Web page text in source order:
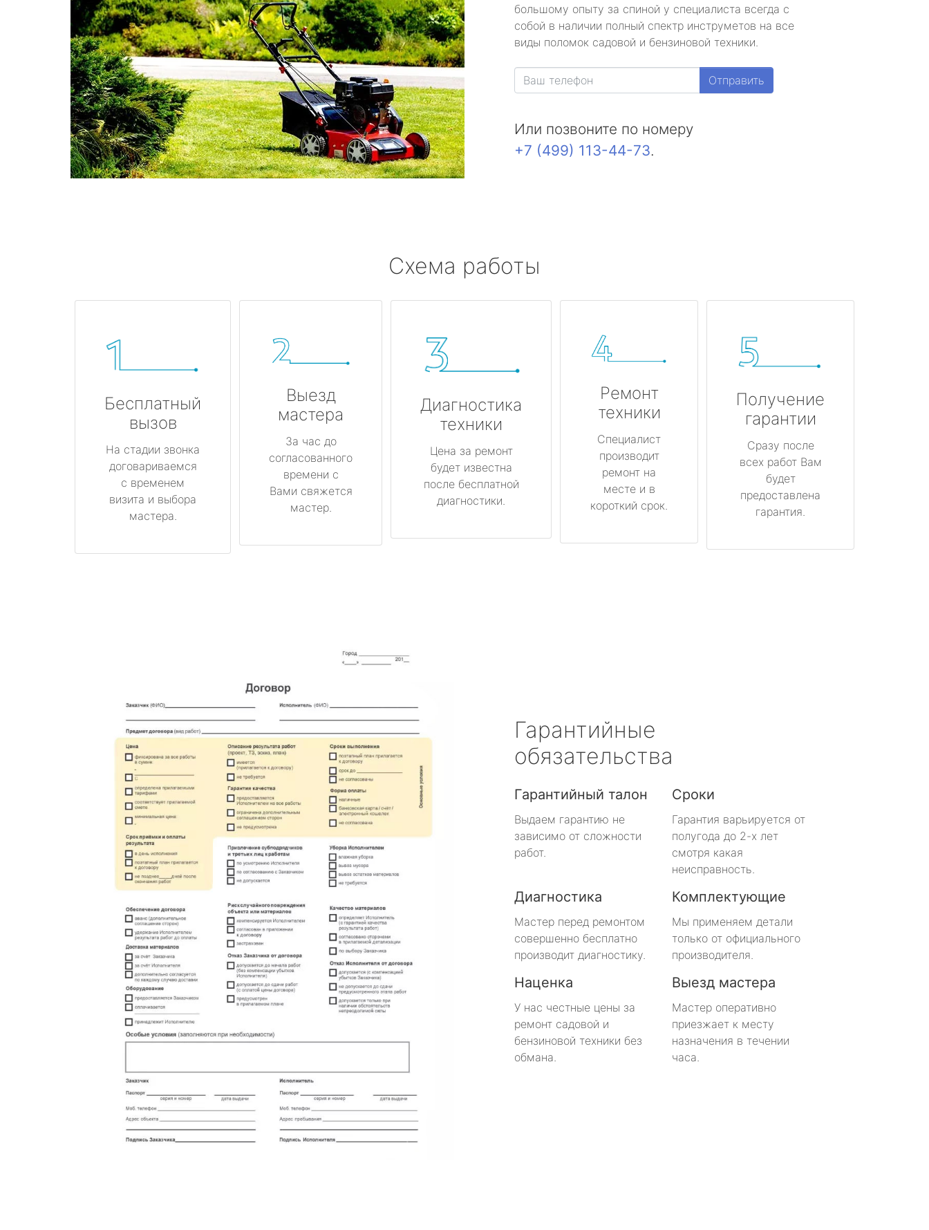
большому опыту за спиной у специалиста всегда с
собой в наличии полный спектр инструметов на все
виды поломок садовой и бензиновой техники.
Отправить
Или позвоните по номеру
+7 (499) 113-44-73.
Схема работы
Бесплатный
вызов
На стадии звонка
договариваемся
с временем
визита и выбора
мастера.
Выезд
мастера
За час до
согласованного
времени с
Вами свяжется
мастер.
Диагностика
техники
Цена за ремонт
будет известна
после бесплатной
диагностики.
Ремонт
техники
Специалист
производит
ремонт на
месте и в
короткий срок.
Получение
гарантии
Сразу после
всех работ Вам
будет
предоставлена
гарантия.
Гарантийные
обязательства
Гарантийный талон
Выдаем гарантию не
зависимо от сложности
работ.
Сроки
Гарантия варьируется от
полугода до 2-х лет
смотря какая
неисправность.
Диагностика
Мастер перед ремонтом
совершенно бесплатно
производит диагностику.
Комплектующие
Мы применяем детали
только от официального
производителя.
Наценка
У нас честные цены за
ремонт садовой и
бензиновой техники без
обмана.
Выезд мастера
Мастер оперативно
приезжает к месту
назначения в течении
часа.